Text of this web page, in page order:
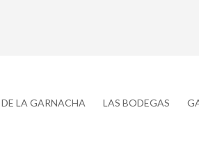
LA GARNACHA LAS BODEGAS